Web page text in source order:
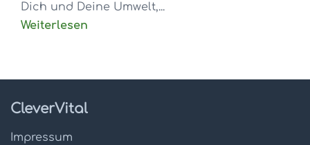
Dich und Deine Umwelt,...
Weiterlesen
CleverVital
Impressum